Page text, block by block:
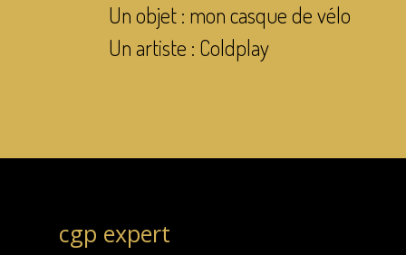
Un objet : mon casque de vélo
Un artiste : Coldplay
cgp expert